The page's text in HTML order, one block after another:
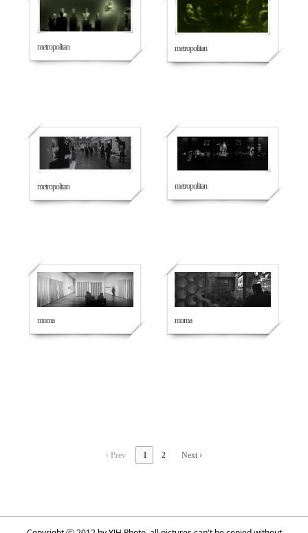
metropolitan
495
metropolitan
447
metropolitan
435
metropolitan
moma
512
moma
472
‹ Prev 1 2 Next ›